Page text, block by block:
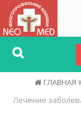
ГЛАВНАЯ
Лечение